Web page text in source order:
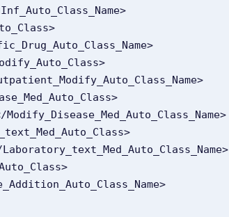
Outpatient_Modify_Auto_Class_Name>
</Modify_Disease_Med_Auto_Class_Name>
</Laboratory_text_Med_Auto_Class_Name>